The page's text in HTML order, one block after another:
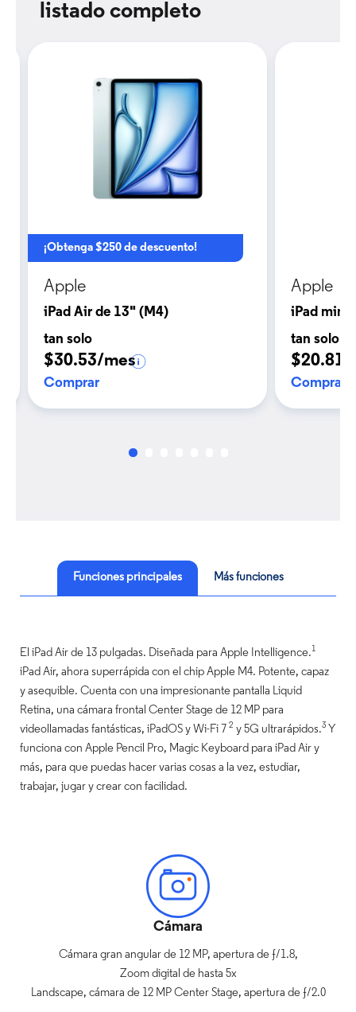
listado completo
¡Obtenga $250 de descuento!
Apple
iPad Air de 13" (M4)
tan solo
$30.53/mes
Comprar
Apple
iPad mini
tan solo
$20.81/
Comprar
Funciones principales Más funciones
El iPad Air de 13 pulgadas. Diseñada para Apple Intelligence.1
iPad Air, ahora superrápida con el chip Apple M4. Potente, capaz
y asequible. Cuenta con una impresionante pantalla Liquid
Retina, una cámara frontal Center Stage de 12 MP para
videollamadas fantásticas, iPadOS y Wi-Fi 7 2 y 5G ultrarápidos.3 Y
funciona con Apple Pencil Pro, Magic Keyboard para iPad Air y
más, para que puedas hacer varias cosas a la vez, estudiar,
trabajar, jugar y crear con facilidad.
Cámara
Cámara gran angular de 12 MP, apertura de ƒ/1.8,
Zoom digital de hasta 5x
Landscape, cámara de 12 MP Center Stage, apertura de ƒ/2.0